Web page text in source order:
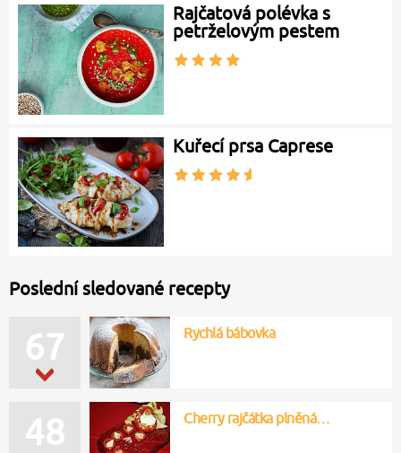
Rajčatová polévka s
petrželovým pestem
Kuřecí prsa Caprese
Poslední sledované recepty
69 Rychlá bábovka
50 Cherry rajčátka plněná…